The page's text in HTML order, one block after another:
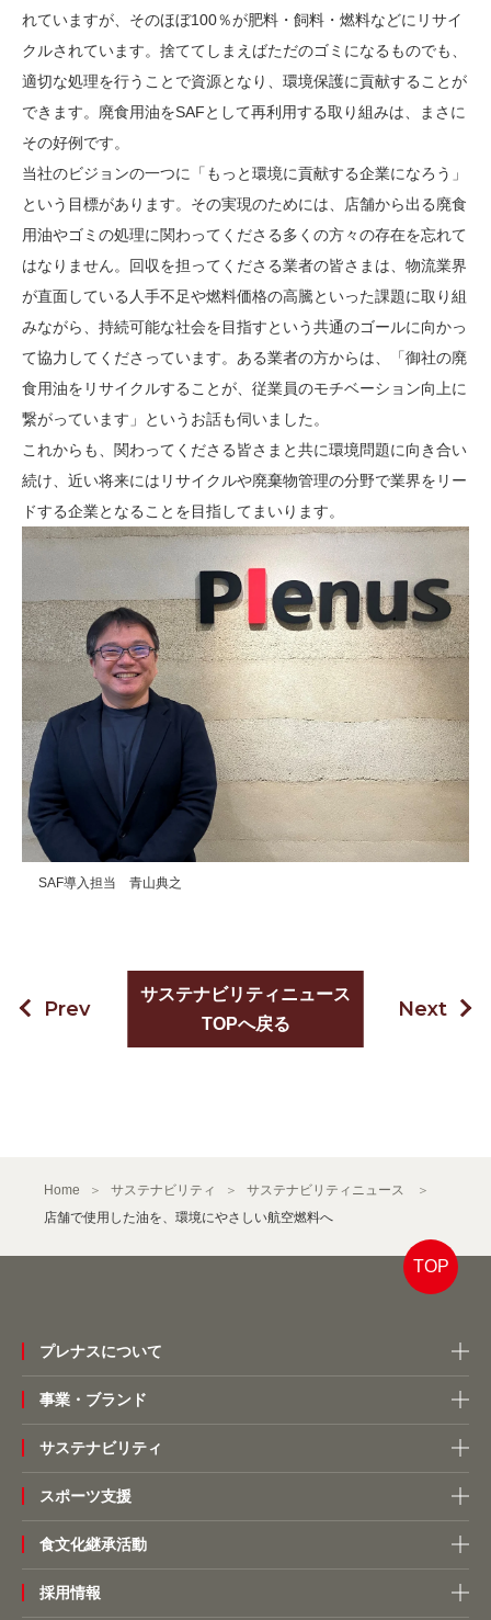
れていますが、そのほぼ100％が肥料・飼料・燃料などにリサイ
クルされています。捨ててしまえばただのゴミになるものでも、
適切な処理を行うことで資源となり、環境保護に貢献することが
できます。廃食用油をSAFとして再利用する取り組みは、まさに
その好例です。
当社のビジョンの一つに「もっと環境に貢献する企業になろう」
という目標があります。その実現のためには、店舗から出る廃食
用油やゴミの処理に関わってくださる多くの方々の存在を忘れて
はなりません。回収を担ってくださる業者の皆さまは、物流業界
が直面している人手不足や燃料価格の高騰といった課題に取り組
みながら、持続可能な社会を目指すという共通のゴールに向かっ
て協力してくださっています。ある業者の方からは、「御社の廃
食用油をリサイクルすることが、従業員のモチベーション向上に
繋がっています」というお話も伺いました。
これからも、関わってくださる皆さまと共に環境問題に向き合い
続け、近い将来にはリサイクルや廃棄物管理の分野で業界をリー
ドする企業となることを目指してまいります。
SAF導入担当 青山典之
Prev Next
サステナビリティニュース
TOPへ戻る
Home サステナビリティ
サステナビリティニュース
店舗で使用した油を、環境にやさしい航空燃料へ
TOP
プレナスについて
事業・ブランド
サステナビリティ
スポーツ支援
食文化継承活動
採用情報